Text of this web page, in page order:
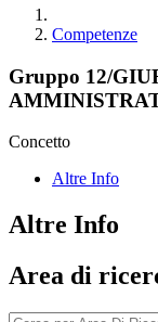
Competenze
Gruppo 12/
Concetto
Altre Info
Altre Info
Area di